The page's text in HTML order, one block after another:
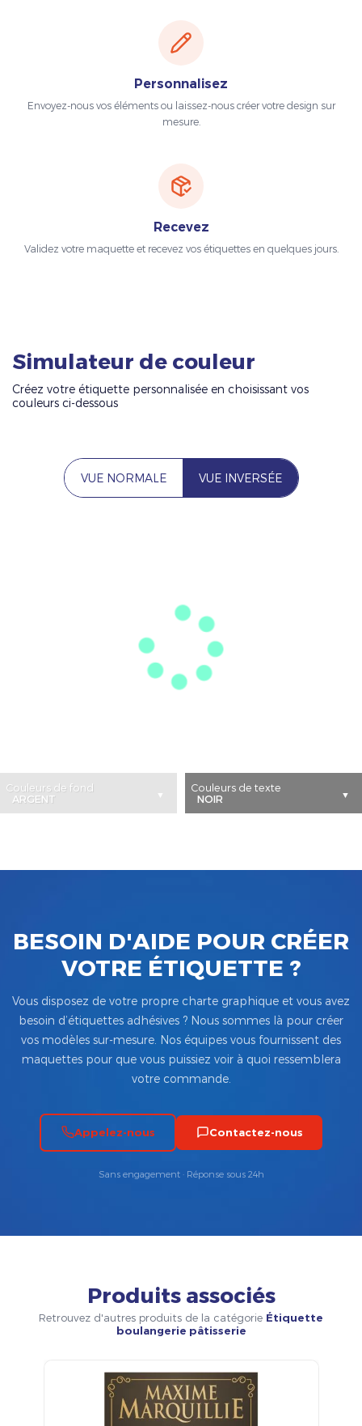
Personnalisez
Envoyez-nous vos éléments ou laissez-nous créer votre design sur
mesure.
Recevez
Validez votre maquette et recevez vos étiquettes en quelques jours.
Simulateur de couleur
Créez votre étiquette personnalisée en choisissant vos
couleurs ci-dessous
VUE NORMALE VUE INVERSÉE
Couleurs de fond Couleurs de texte
BESOIN D'AIDE POUR CRÉER
VOTRE ÉTIQUETTE ?
Vous disposez de votre propre charte graphique et vous avez
besoin d’étiquettes adhésives ? Nous sommes là pour créer
vos modèles sur-mesure. Nos équipes vous fournissent des
maquettes pour que vous puissiez voir à quoi ressemblera
votre commande.
Appelez-nous Contactez-nous
Sans engagement · Réponse sous 24h
Produits associés
Retrouvez d'autres produits de la catégorie Étiquette
boulangerie pâtisserie